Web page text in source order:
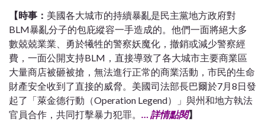
【時事： 美國各大城市的持續暴亂是民主黨地方政府對
BLM暴亂分子的包庇縱容一手造成的。他們一面將絕大多
數兢兢業業、勇於犧牲的警察妖魔化，撤銷或減少警察經
費，一面公開支持BLM，直接導致了各大城市主要商業區
大量商店被砸被搶，無法進行正常的商業活動，市民的生命
財產安全收到了直接的威脅。美國司法部長巴爾於7月8日發
起了「萊金德行動（Operation Legend）」與州和地方執法
官員合作，共同打擊暴力犯罪。 … 詳情點閱】